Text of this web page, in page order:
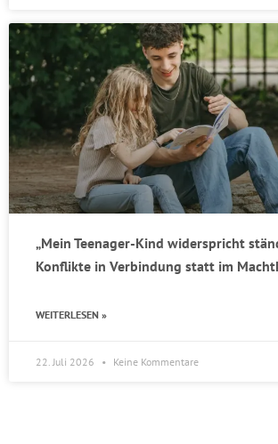
„Mein Teenager-Kind widerspricht
Konflikte in Verbindung statt im
WEITERLESEN »
22. Juli 2026 Keine Kommentare